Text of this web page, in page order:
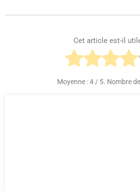
Cet article est-il
Moyenne :4 / 5. Nombre